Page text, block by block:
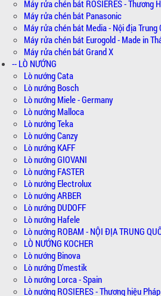
Máy rửa chén bát ROSIERES - Thương
Máy rửa chén bát Panasonic
Máy rửa chén bát Media - Nội địa Trung
Máy rửa chén bát Eurogold - Made in
Máy rửa chén bát Grand X
-- LÒ NƯỚNG
Lò nướng Cata
Lò nướng Bosch
Lò nướng Miele - Germany
Lò nướng Malloca
Lò nướng Teka
Lò nướng Canzy
Lò nướng KAFF
Lò nướng GIOVANI
Lò nướng FASTER
Lò nướng Electrolux
Lò nướng ARBER
Lò nướng DUDOFF
Lò nướng Hafele
Lò nướng ROBAM - NỘI ĐỊA TRUNG
LÒ NƯỚNG KOCHER
Lò nướng Binova
Lò nướng D'mestik
Lò nướng Lorca - Spain
Lò nướng ROSIERES - Thương hiệu Pháp